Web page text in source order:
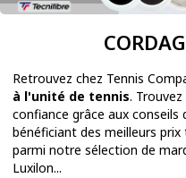
Retrouvez chez Tennis
à l'unité de tennis.
confiance grâce aux conseils
bénéficiant des meilleurs
parmi notre sélection de
Luxilon...